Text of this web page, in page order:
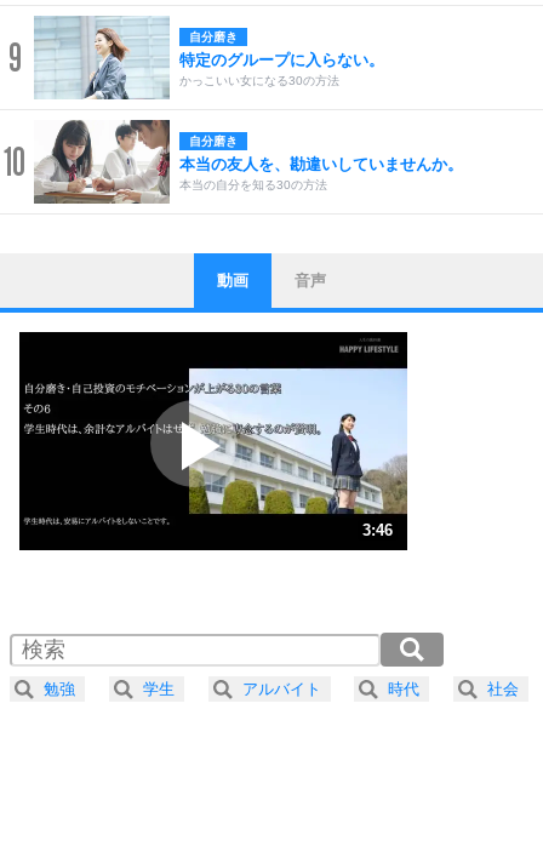
9 自分磨き
特定のグループに入らない。
かっこいい女になる30の方法
10 自分磨き
本当の友人を、勘違いしていませんか。
本当の自分を知る30の方法
1
ストレス対策
他人と比べない。
いっそのこと、他人を見ない。
いらいらしない人になる30の方法
ポジティブになれない原因は、行動しないから。
ポジティブ思考になる30の方法
ストレス対策
人生、なんとかなるもの。
気楽に生きる30の方法
4 器の大きい人は、怒りを優しさで表現する。
プラス思考
動画 音声
3:46
2.0倍速 （442KB 1分53秒）
2.5倍速 （354KB 1分30秒）
3.0倍速 （295KB 1分15秒）
勉強 学生 アルバイト 時代 社会